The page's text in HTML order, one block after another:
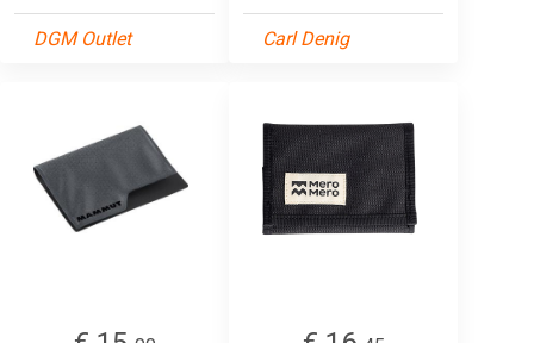
DGM Outlet Carl Denig